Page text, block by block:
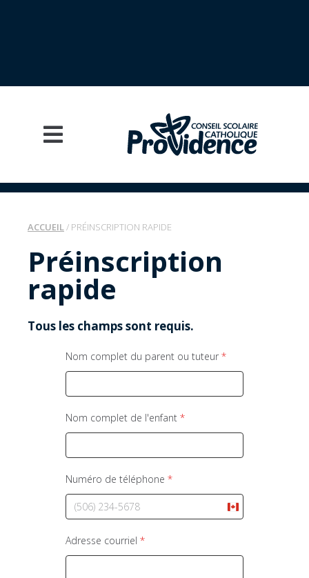
ACCUEIL/ PRÉINSCRIPTION RAPIDE
Préinscription
rapide
Tous les champs sont requis.
Nom complet du parent ou tuteur*
Nom complet de l'enfant*
Numéro de téléphone*
C
a
Adresse courriel*